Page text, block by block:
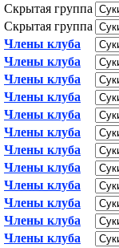
Скрытая группа
Скрытая группа
Члены клуба
Члены клуба
Члены клуба
Члены клуба
Члены клуба
Члены клуба
Члены клуба
Члены клуба
Члены клуба
Члены клуба
Члены клуба
Члены клуба